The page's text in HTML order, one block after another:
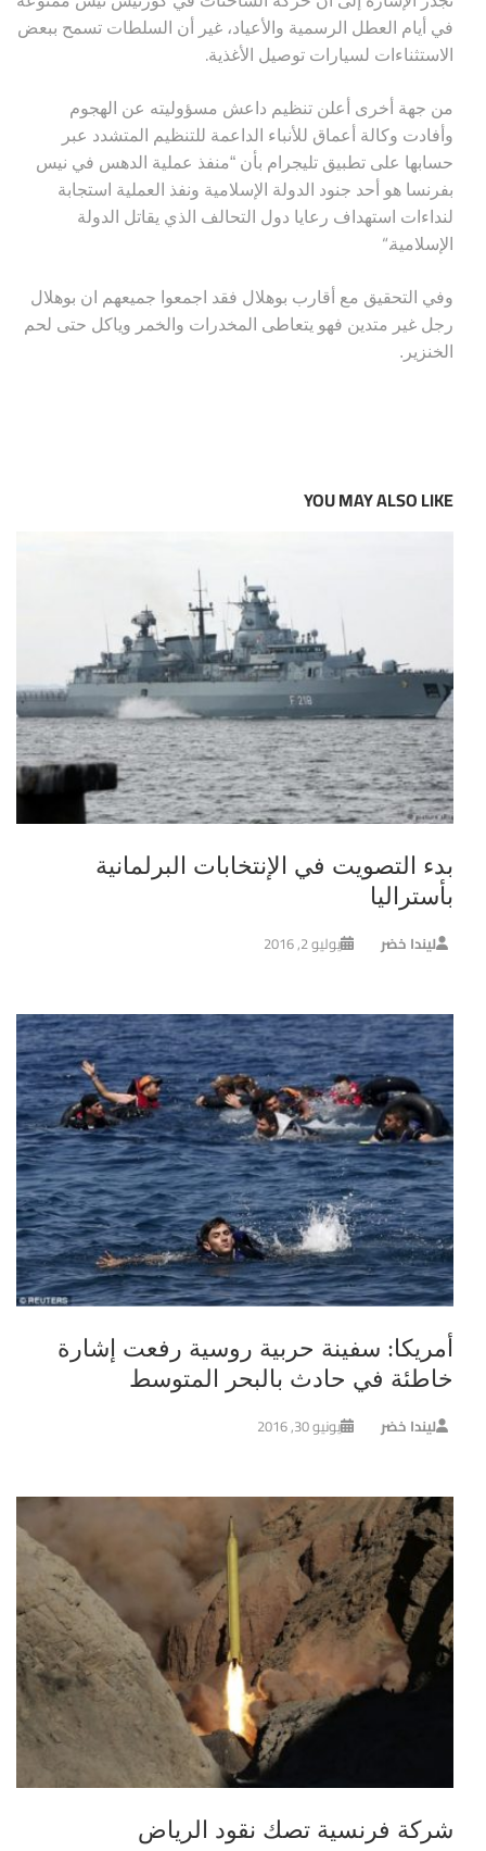
في أيام العطل الرسمية والأعياد، غير أن السلطات تسمح ببعض
الاستثناءات لسيارات توصيل الأغذية.
من جهة أخرى أعلن تنظيم داعش مسؤوليته عن الهجوم
وأفادت وكالة أعماق للأنباء الداعمة للتنظيم المتشدد عبر
حسابها على تطبيق تليجرام بأن “منفذ عملية الدهس في نيس
بفرنسا هو أحد جنود الدولة الإسلامية ونفذ العملية استجابة
لنداءات استهداف رعايا دول التحالف الذي يقاتل الدولة
الإسلامية“.
وفي التحقيق مع أقارب بوهلال فقد اجمعوا جميعهم ان بوهلال
رجل غير متدين فهو يتعاطى المخدرات والخمر وياكل حتى لحم
الخنزير.
YOU MAY ALSO LIKE
بدء التصويت في الإنتخابات البرلمانية
بأستراليا
ليندا خضر يوليو 2, 2016
أمريكا: سفينة حربية روسية رفعت إشارة
خاطئة في حادث بالبحر المتوسط
ليندا خضر يونيو 30, 2016
شركة فرنسية تصك نقود الرياض